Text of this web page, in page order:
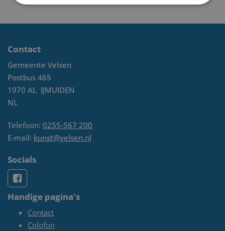
Contact
Gemeente Velsen
Postbus 465
1970 AL IJMUIDEN
NL
Telefoon: 0255-567 200
E-mail: kunst@velsen.nl
Socials
Handige pagina's
Contact
Colofon